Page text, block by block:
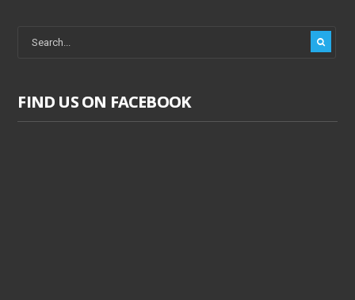
FIND US ON FACEBOOK